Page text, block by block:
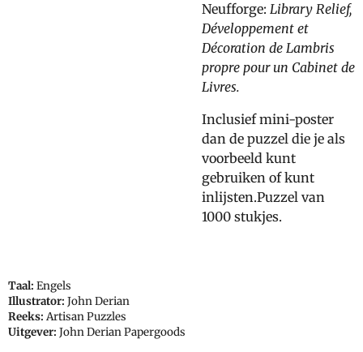
Neufforge: Library Relief,
Développement et
Décoration de Lambris
propre pour un Cabinet de
Livres.
Inclusief mini-poster
dan de puzzel die je als
voorbeeld kunt
gebruiken of kunt
inlijsten.Puzzel van
1000 stukjes.
Taal: Engels
Illustrator: John Derian
Reeks: Artisan Puzzles
Uitgever: John Derian Papergoods